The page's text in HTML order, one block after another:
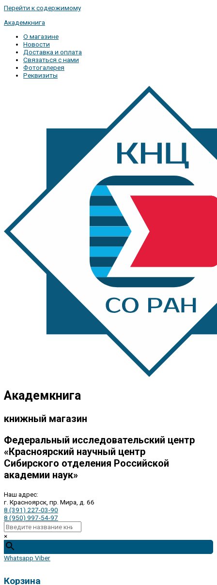
Перейти к содержимому
Академкнига
О магазине
Новости
Доставка и оплата
Связаться с нами
Фотогалерея
Реквизиты
Академкнига
книжный магазин
Федеральный исследовательский центр
«Красноярский научный центр
Сибирского отделения Российской
академии наук»
Наш адрес:
г. Красноярск, пр. Мира, д. 66
8 (391) 227-03-90
8 (950) 997-54-97
×
Whatsapp Viber
Корзина